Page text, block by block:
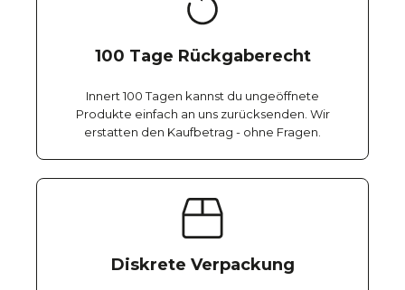
100 Tage Rückgaberecht
Innert 100 Tagen kannst du ungeöffnete
Produkte einfach an uns zurücksenden. Wir
erstatten den Kaufbetrag - ohne Fragen.
Diskrete Verpackung